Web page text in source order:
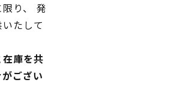
り、 発
たして
庫を共
ござい